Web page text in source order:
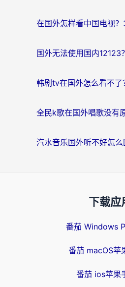
下载应
番茄 Windows
番茄 macOS苹
番茄 ios苹果